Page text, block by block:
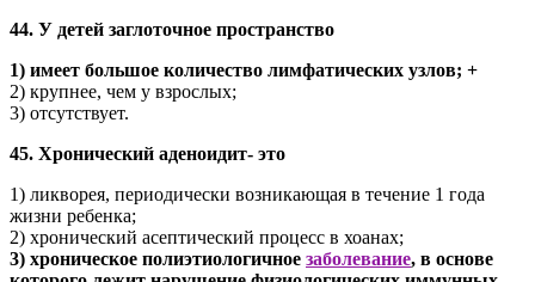
44. У детей заглоточное пространство
1) имеет большое количество лимфатических узлов; +
2) крупнее, чем у взрослых;
3) отсутствует.
45. Хронический аденоидит- это
1) ликворея, периодически возникающая в течение 1 года
жизни ребенка;
2) хронический асептический процесс в хоанах;
3) хроническое полиэтиологичное заболевание, в основе